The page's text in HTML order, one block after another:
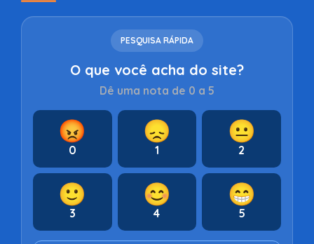
PESQUISA RÁPIDA
O que você acha do site?
Dê uma nota de 0 a 5
😡
0
😞
1
😐
2
🙂
3
😊
4
😁
5